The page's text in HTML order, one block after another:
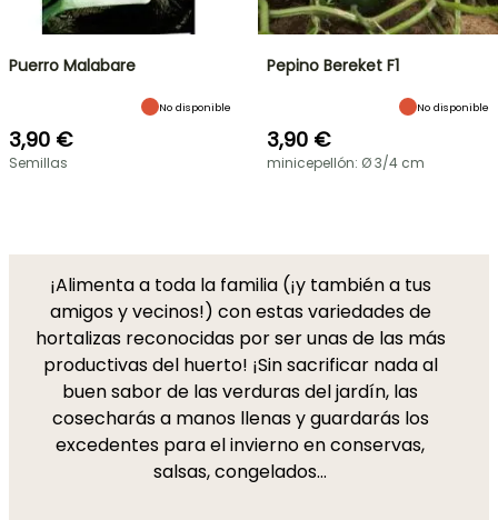
Puerro Malabare
No disponible
3,90 €
Semillas
Pepino Bereket F1
No disponible
3,90 €
minicepellón: Ø 3/4 cm
¡Alimenta a toda la familia (¡y también a tus
amigos y vecinos!) con estas variedades de
hortalizas reconocidas por ser unas de las más
productivas del huerto! ¡Sin sacrificar nada al
buen sabor de las verduras del jardín, las
cosecharás a manos llenas y guardarás los
excedentes para el invierno en conservas,
salsas, congelados...